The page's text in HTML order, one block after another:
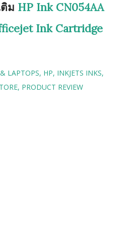
ม HP Ink CN054AA
Ink Cartridge
LAPTOPS HP INKJETS INKS
PRODUCT REVIEW